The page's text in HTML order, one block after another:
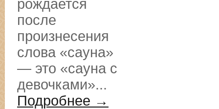
рождается
после
произнесения
слова «сауна»
— это «сауна с
девочками»...
Подробнее →